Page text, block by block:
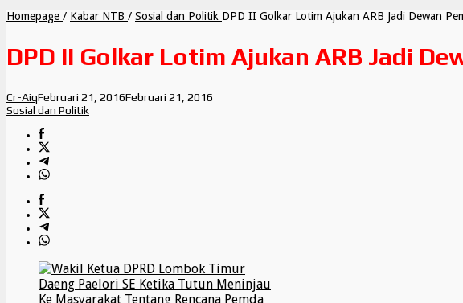
Homepage / Kabar NTB / Sosial dan Politik DPD II Golkar Lotim Ajukan ARB Jadi Dewan
DPD II Golkar Lotim Ajukan ARB Jadi
Cr-AiqFebruari 21, 2016Februari 21, 2016
Sosial dan Politik